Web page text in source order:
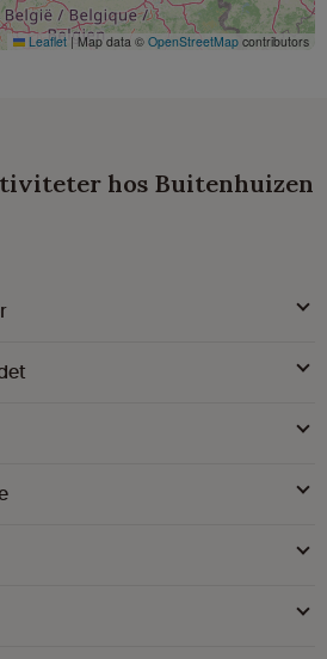
Leaflet | Map data © OpenStreetMap contributors
hos Buitenhuizen